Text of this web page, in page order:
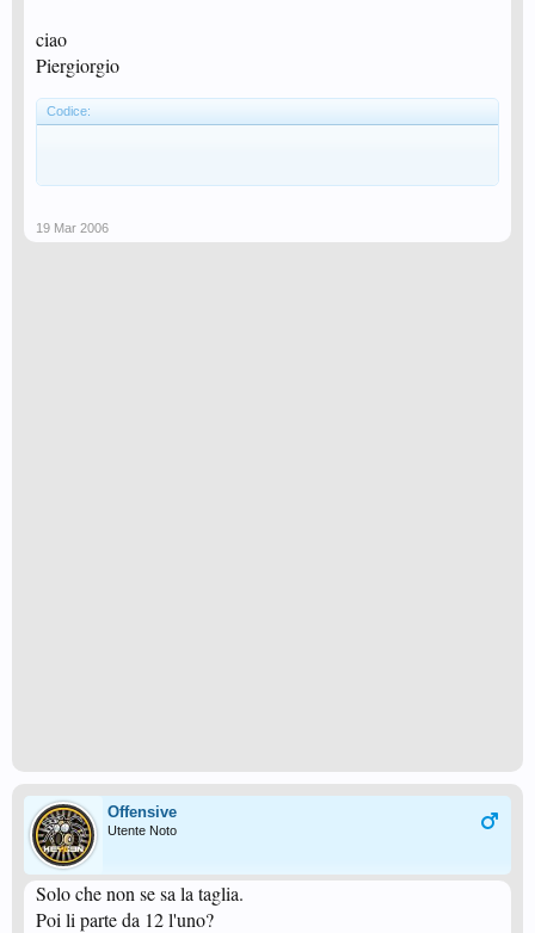
ciao
Piergiorgio
Codice:
19 Mar 2006
Offensive
Utente Noto
Solo che non se sa la taglia.
Poi li parte da 12 l'uno?